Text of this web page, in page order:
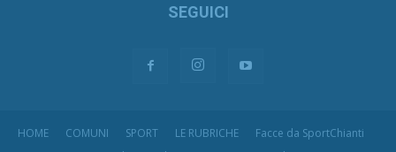
SEGUICI
HOME COMUNI SPORT LE RUBRICHE
Facce da SportChianti